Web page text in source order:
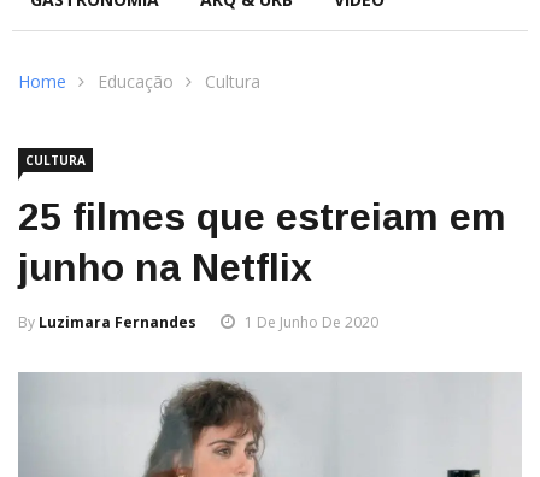
Home Educação Cultura
CULTURA
25 filmes que estreiam em
junho na Netflix
By Luzimara Fernandes 1 De Junho De 2020